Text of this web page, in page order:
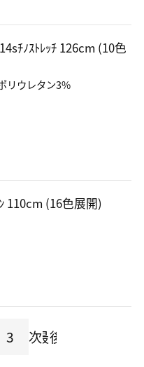
ﾁﾉｽﾄﾚｯﾁ 126cm (10色
リウレタン3%
110cm (16色展開)
3 次最後